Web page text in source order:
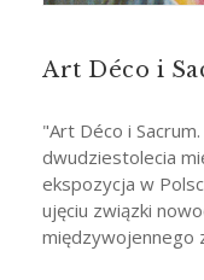
Art Déco i
"Art Déco i
dwudziestolecia
ekspozycja w
ujęciu związki
międzywojennego